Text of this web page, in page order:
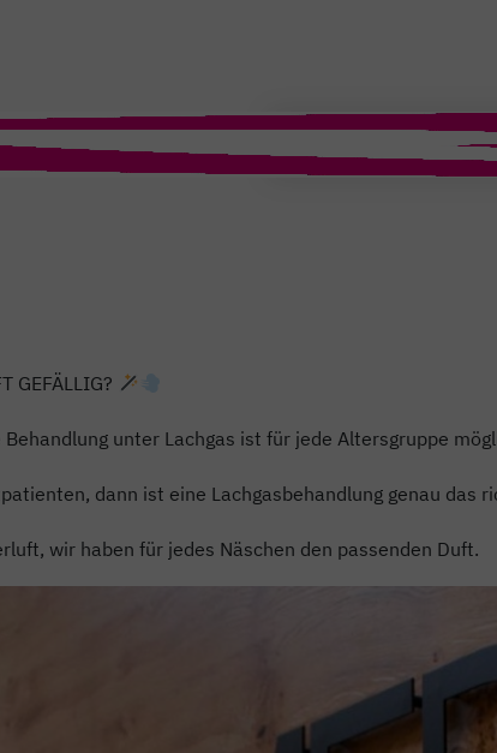
GEFÄLLIG?
unter Lachgas ist für jede Altersgruppe
dann ist eine Lachgasbehandlung genau das
wir haben für jedes Näschen den passenden Duft.